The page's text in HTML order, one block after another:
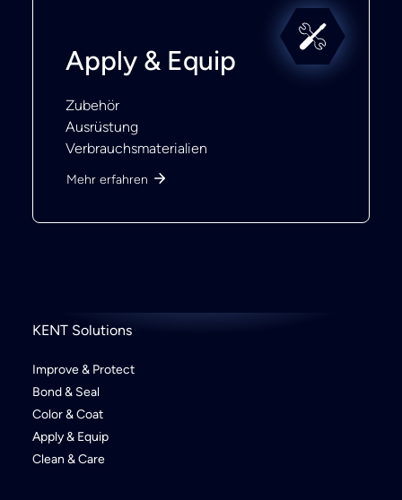
Apply & Equip
Zubehör
Ausrüstung
Verbrauchsmaterialien
Mehr erfahren
KENT Solutions
Improve & Protect
Bond & Seal
Color & Coat
Apply & Equip
Clean & Care